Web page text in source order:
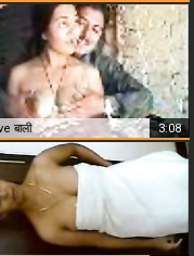
बाली 3:08